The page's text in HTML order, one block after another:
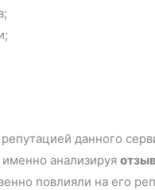
данного
анализируя
повлияли на его